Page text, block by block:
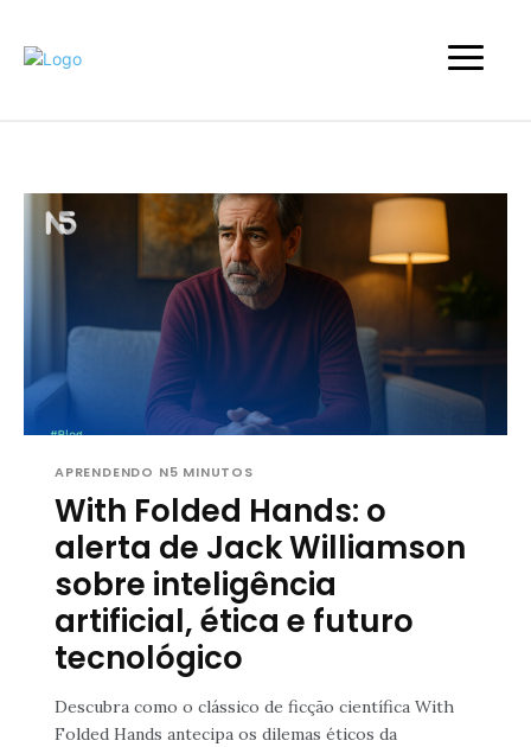
APRENDENDO N5 MINUTOS
With Folded Hands: o
alerta de Jack Williamson
sobre inteligência
artificial, ética e futuro
tecnológico
Descubra como o clássico de ficção científica With
Folded Hands antecipa os dilemas éticos da